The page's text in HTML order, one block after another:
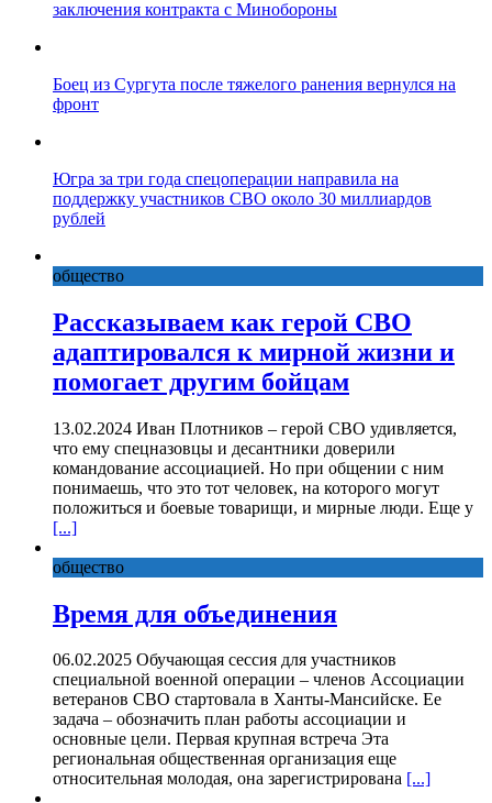
заключения контракта с Минобороны
Боец из Сургута после тяжелого ранения вернулся на
фронт
Югра за три года спецоперации направила на
поддержку участников СВО около 30 миллиардов
рублей
общество
Рассказываем как герой СВО
адаптировался к мирной жизни и
помогает другим бойцам
13.02.2024 Иван Плотников – герой СВО удивляется,
что ему спецназовцы и десантники доверили
командование ассоциацией. Но при общении с ним
понимаешь, что это тот человек, на которого могут
положиться и боевые товарищи, и мирные люди. Еще у
[...]
общество
Время для объединения
06.02.2025 Обучающая сессия для участников
специальной военной операции – членов Ассоциации
ветеранов СВО стартовала в Ханты-Мансийске. Ее
задача – обозначить план работы ассоциации и
основные цели. Первая крупная встреча Эта
региональная общественная организация еще
относительная молодая, она зарегистрирована [...]